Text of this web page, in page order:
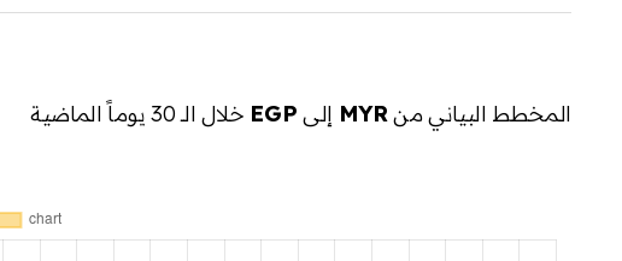
المخطط البياني منMYR إلى EGP خلال الـ 30 يوماً الماضية